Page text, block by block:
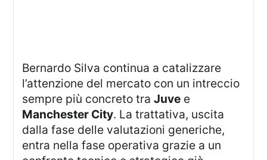
Bernardo Silva continua a catalizzare
l’attenzione del mercato con un intreccio
sempre più concreto traJuve e
Manchester City. La trattativa, uscita
dalla fase delle valutazioni generiche,
entra nella fase operativa grazie a un